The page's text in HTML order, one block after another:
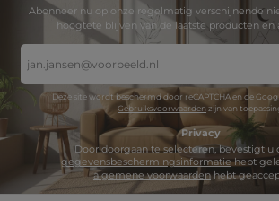
Abonneer nu op onze regelmatig verschijnende
hoogtete blijven van de laatste producten en
mailadres
*
Deze site wordt beschermd door reCAPTCHA en de
Gebruiksvoorwaarden zijn van
Privacy
gegevensbeschermingsinformatie
algemene voorwaardenhebt